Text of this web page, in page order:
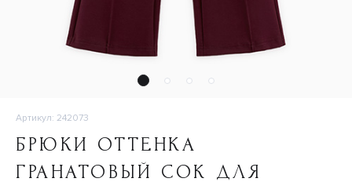
Артикул: 242073
БРЮКИ ОТТЕНКА
ГРАНАТОВЫЙ СОК ДЛЯ